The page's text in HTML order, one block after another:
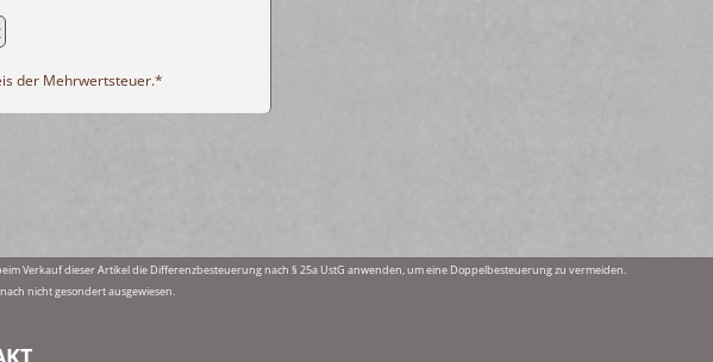
der Mehrwertsteuer.*
Verkauf dieser Artikel die Differenzbesteuerung nach § 25a UstG anwenden, um eine Doppelbesteuerung zu vermeiden.
nicht gesondert ausgewiesen.